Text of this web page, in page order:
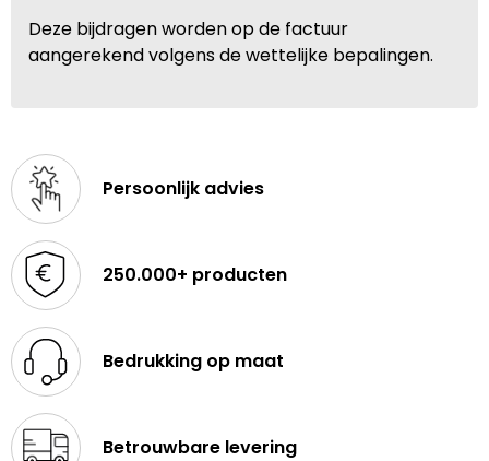
Deze bijdragen worden op de factuur
aangerekend volgens de wettelijke bepalingen.
Persoonlijk advies
250.000+ producten
Bedrukking op maat
Betrouwbare levering